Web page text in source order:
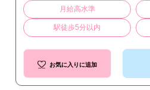
月給高水準
駅徒歩5分以内
お気に入りに追加